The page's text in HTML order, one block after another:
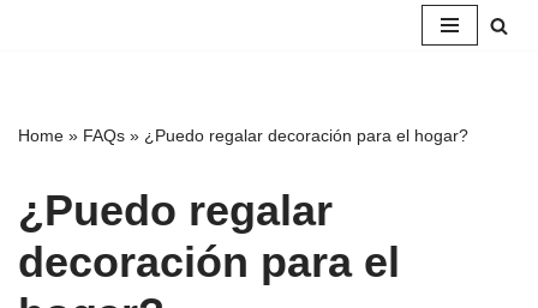
Home » FAQs » ¿Puedo regalar decoración para el hogar?
¿Puedo regalar
decoración para el